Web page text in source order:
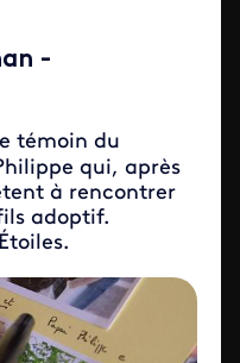
-
témoin du
qui, après
à rencontrer
adoptif.